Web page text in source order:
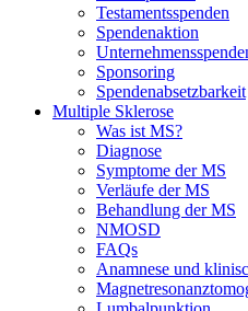
Testamentsspenden
Spendenaktion
Sponsoring
Spendenabsetzbarkeit
Multiple Sklerose
Was ist MS?
Diagnose
Symptome der MS
Verläufe der MS
Behandlung der MS
NMOSD
FAQs
Anamnese und